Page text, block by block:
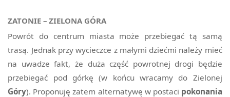
ZATONIE – ZIELONA GÓRA
Powrót do centrum miasta może przebiegać tą samą
trasą. Jednak przy wycieczce z małymi dziećmi należy mieć
na uwadze fakt, że duża część powrotnej drogi będzie
przebiegać pod górkę (w końcu wracamy do Zielonej
Góry). Proponuję zatem alternatywę w postaci pokonania